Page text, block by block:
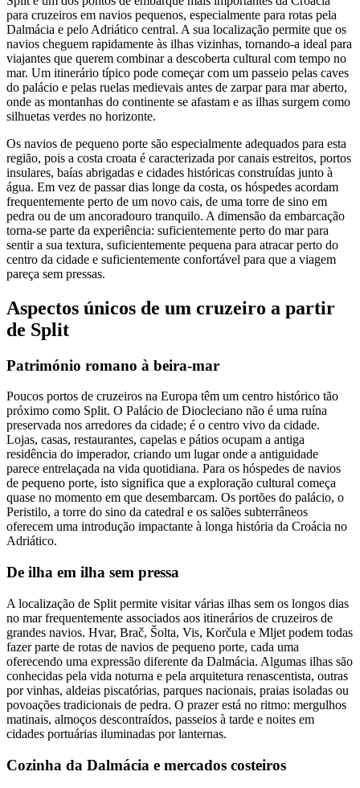
para cruzeiros em navios pequenos, especialmente para rotas pela
Dalmácia e pelo Adriático central. A sua localização permite que os
navios cheguem rapidamente às ilhas vizinhas, tornando-a ideal para
viajantes que querem combinar a descoberta cultural com tempo no
mar. Um itinerário típico pode começar com um passeio pelas caves
do palácio e pelas ruelas medievais antes de zarpar para mar aberto,
onde as montanhas do continente se afastam e as ilhas surgem como
silhuetas verdes no horizonte.
Os navios de pequeno porte são especialmente adequados para esta
região, pois a costa croata é caracterizada por canais estreitos, portos
insulares, baías abrigadas e cidades históricas construídas junto à
água. Em vez de passar dias longe da costa, os hóspedes acordam
frequentemente perto de um novo cais, de uma torre de sino em
pedra ou de um ancoradouro tranquilo. A dimensão da embarcação
torna-se parte da experiência: suficientemente perto do mar para
sentir a sua textura, suficientemente pequena para atracar perto do
centro da cidade e suficientemente confortável para que a viagem
pareça sem pressas.
Aspectos únicos de um cruzeiro a partir
de Split
Património romano à beira-mar
Poucos portos de cruzeiros na Europa têm um centro histórico tão
próximo como Split. O Palácio de Diocleciano não é uma ruína
preservada nos arredores da cidade; é o centro vivo da cidade.
Lojas, casas, restaurantes, capelas e pátios ocupam a antiga
residência do imperador, criando um lugar onde a antiguidade
parece entrelaçada na vida quotidiana. Para os hóspedes de navios
de pequeno porte, isto significa que a exploração cultural começa
quase no momento em que desembarcam. Os portões do palácio, o
Peristilo, a torre do sino da catedral e os salões subterrâneos
oferecem uma introdução impactante à longa história da Croácia no
Adriático.
De ilha em ilha sem pressa
A localização de Split permite visitar várias ilhas sem os longos dias
no mar frequentemente associados aos itinerários de cruzeiros de
grandes navios. Hvar, Brač, Šolta, Vis, Korčula e Mljet podem todas
fazer parte de rotas de navios de pequeno porte, cada uma
oferecendo uma expressão diferente da Dalmácia. Algumas ilhas são
conhecidas pela vida noturna e pela arquitetura renascentista, outras
por vinhas, aldeias piscatórias, parques nacionais, praias isoladas ou
povoações tradicionais de pedra. O prazer está no ritmo: mergulhos
matinais, almoços descontraídos, passeios à tarde e noites em
cidades portuárias iluminadas por lanternas.
Cozinha da Dalmácia e mercados costeiros